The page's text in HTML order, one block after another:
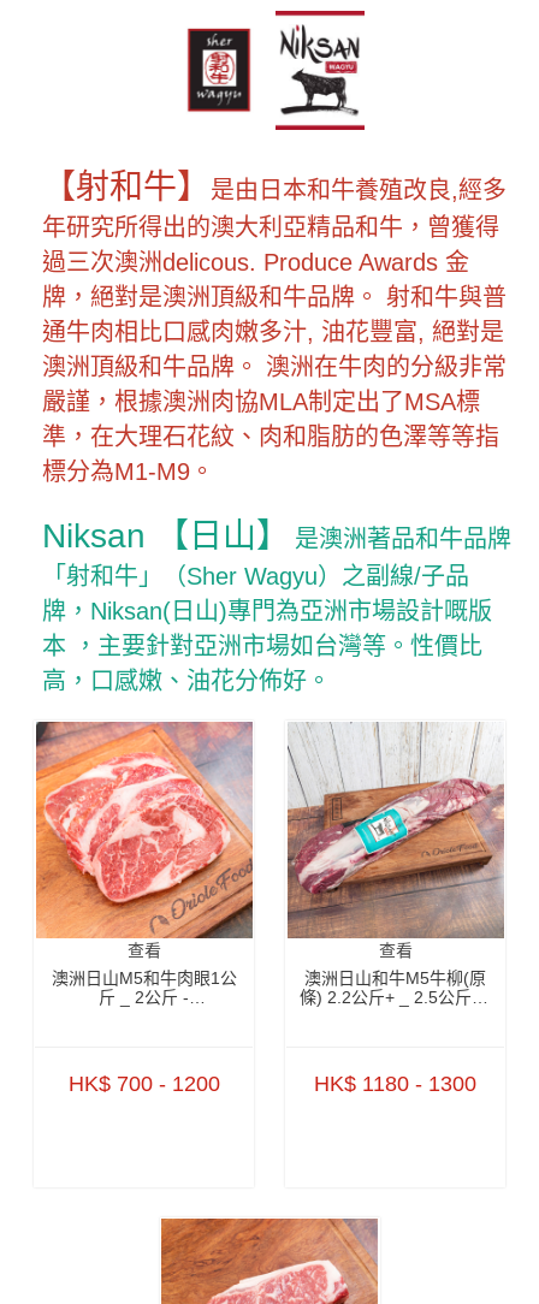
【射和牛】
是由日本和牛養殖改良,經多
年研究所得出的澳大利亞精品和牛，曾獲得
過三次澳洲delicous. Produce Awards 金
牌，絕對是澳洲頂級和牛品牌。 射和牛與普
通牛肉相比口感肉嫩多汁, 油花豐富, 絕對是
澳洲頂級和牛品牌。 澳洲在牛肉的分級非常
嚴謹，根據澳洲肉協MLA制定出了MSA標
準，在大理石花紋、肉和脂肪的色澤等等指
標分為M1-M9。
Niksan 【 日山】
是澳洲著品和牛品牌
「射和牛」（Sher Wagyu）之副線/子品
牌，Niksan(日山)專門為亞洲市場設計嘅版
本 ，主要針對亞洲市場如台灣等。性價比
高，口感嫩、油花分佈好。
查看
澳洲日山M5和牛肉眼1公
斤 _ 2公斤 -
HK$ 700 - 1200
查看
澳洲日山和牛M5牛柳(原
條) 2.2公斤+ _ 2.5公斤+ -
HK$ 1180 - 1300